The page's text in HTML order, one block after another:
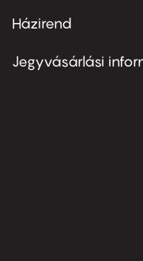
Footer
second
Házirend
Jegyvásárlási